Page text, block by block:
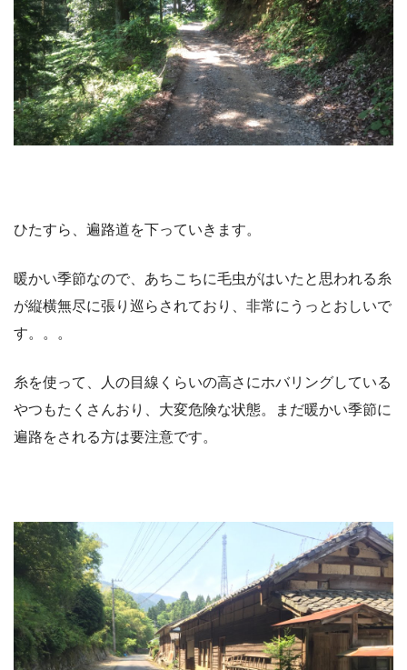
ひたすら、遍路道を下っていきます。
暖かい季節なので、あちこちに毛虫がはいたと思われる糸
が縦横無尽に張り巡らされており、非常にうっとおしいで
す。。。
糸を使って、人の目線くらいの高さにホバリングしている
やつもたくさんおり、大変危険な状態。まだ暖かい季節に
遍路をされる方は要注意です。